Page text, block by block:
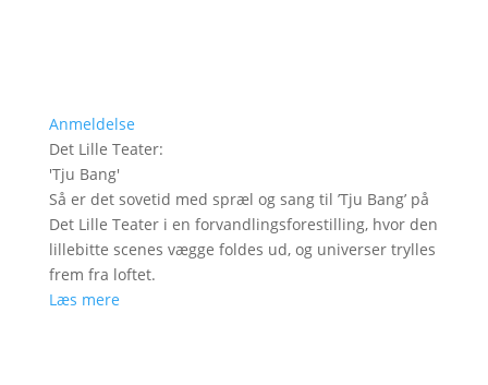
Anmeldelse
Det Lille Teater:
'Tju Bang'
Så er det sovetid med spræl og sang til ’Tju Bang’ på
Det Lille Teater i en forvandlingsforestilling, hvor den
lillebitte scenes vægge foldes ud, og universer trylles
frem fra loftet.
Læs mere